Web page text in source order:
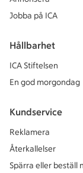
Jobba på ICA
Hållbarhet
ICA Stiftelsen
En god morgondag
Kundservice
Reklamera
Återkallelser
Spärra eller beställ